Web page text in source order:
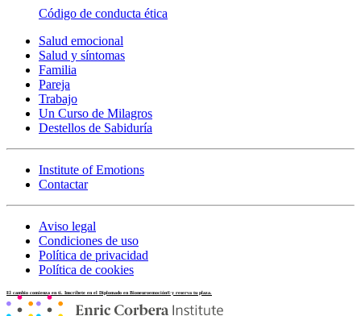
Código de conducta ética
Salud emocional
Salud y síntomas
Familia
Pareja
Trabajo
Un Curso de Milagros
Destellos de Sabiduría
Institute of Emotions
Contactar
Aviso legal
Condiciones de uso
Política de privacidad
Política de cookies
El cambio comienza en ti. Inscríbete en el Diplomado en Bioneuroemoción® y reserva tu plaza.